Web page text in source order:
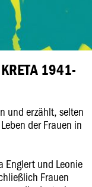
1941-
und erzählt, selten
der Frauen in
Englert und Leonie
Frauen